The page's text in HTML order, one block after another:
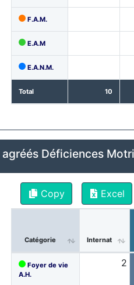
F.A.M.
E.A.M
E.A.N.M.
Total 10
agréés Déficiences
Copy Excel
Catégorie Internat
Foyer de vie
A.H.
2